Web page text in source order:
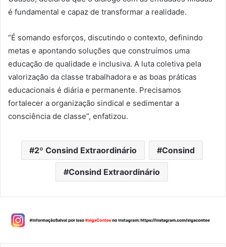
é fundamental e capaz de transformar a realidade.
“É somando esforços, discutindo o contexto, definindo
metas e apontando soluções que construímos uma
educação de qualidade e inclusiva. A luta coletiva pela
valorização da classe trabalhadora e as boas práticas
educacionais é diária e permanente. Precisamos
fortalecer a organização sindical e sedimentar a
consciência de classe”, enfatizou.
2º Consind Extraordinário Consind
Consind Extraordinário